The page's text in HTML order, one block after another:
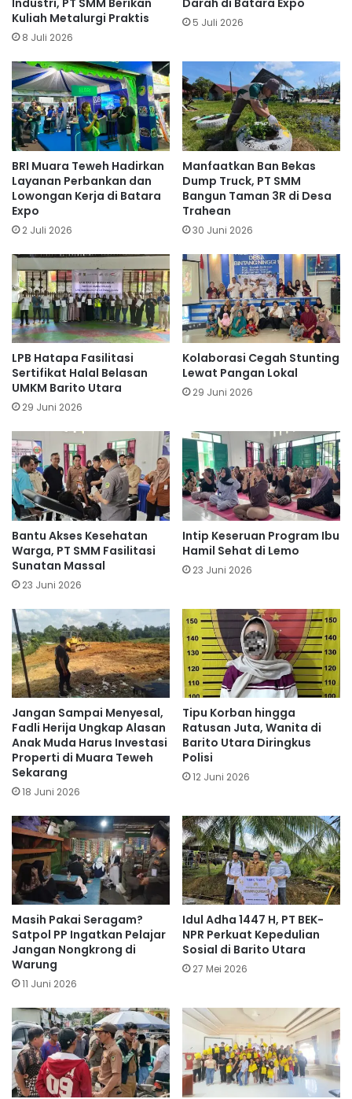
Industri, PT SMM Berikan
Kuliah Metalurgi Praktis
8 Juli 2026
Darah di Batara Expo
5 Juli 2026
BRI Muara Teweh Hadirkan
Layanan Perbankan dan
Lowongan Kerja di Batara
Expo
2 Juli 2026
Manfaatkan Ban Bekas
Dump Truck, PT SMM
Bangun Taman 3R di Desa
Trahean
30 Juni 2026
LPB Hatapa Fasilitasi
Sertifikat Halal Belasan
UMKM Barito Utara
29 Juni 2026
Kolaborasi Cegah Stunting
Lewat Pangan Lokal
29 Juni 2026
Bantu Akses Kesehatan
Warga, PT SMM Fasilitasi
Sunatan Massal
23 Juni 2026
Intip Keseruan Program Ibu
Hamil Sehat di Lemo
23 Juni 2026
Jangan Sampai Menyesal,
Fadli Herija Ungkap Alasan
Anak Muda Harus Investasi
Properti di Muara Teweh
Sekarang
18 Juni 2026
Tipu Korban hingga
Ratusan Juta, Wanita di
Barito Utara Diringkus
Polisi
12 Juni 2026
Masih Pakai Seragam?
Satpol PP Ingatkan Pelajar
Jangan Nongkrong di
Warung
11 Juni 2026
Idul Adha 1447 H, PT BEK-
NPR Perkuat Kepedulian
Sosial di Barito Utara
27 Mei 2026